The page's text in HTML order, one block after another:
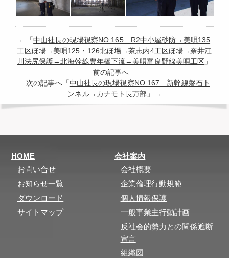
←「中山社長の現場視察NO.165 R2中小屋砂防→美唄135
工区ほ場→美唄125・126北ほ場→茶志内4工区ほ場→奈井江
川法尻保護→北海幹線豊年橋下流→美唄富良野線美唄工区 」
前の記事へ
次の記事へ「 中山社長の現場視察NO.167 新幹線磐石ト
ンネル→カナモト長万部 」→
HOME
お問い合せ
お知らせ一覧
ダウンロード
サイトマップ
会社案内
会社概要
企業倫理行動規範
個人情報保護
一般事業主行動計画
反社会的勢力との関係遮断
宣言
組織図